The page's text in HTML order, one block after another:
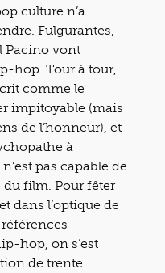
culture n’a
Fulgurantes,
Pacino vont
hop. Tour à tour,
comme le
impitoyable (mais
de l’honneur), et
à
pas capable de
du film. Pour fêter
dans l’optique de
hop, on s’est
de trente